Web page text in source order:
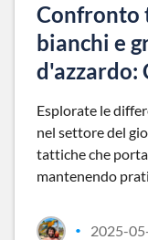
Confronto
bianchi e
d'azzardo:
Esplorate le
nel settore del
tattiche che
mantenendo
• 2025-